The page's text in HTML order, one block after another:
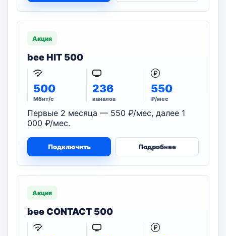
Акция
bee HIT 500
500
Мбит/с
236
каналов
550
₽/мес
Первые 2 месяца — 550 ₽/мес, далее 1
000 ₽/мес.
Подключить Подробнее
Акция
bee CONTACT 500